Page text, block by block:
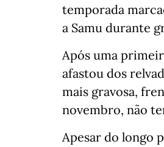
temporada
a Samu durante
Após uma
afastou dos
mais gravosa,
novembro, não
Apesar do longo